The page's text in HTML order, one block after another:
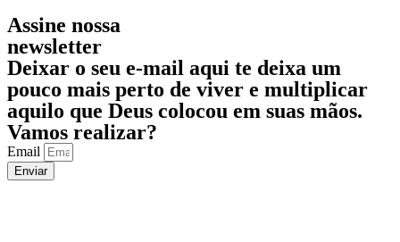
Assine nossa
newsletter
Deixar o seu e-mail aqui te deixa um
pouco mais perto de viver e multiplicar
aquilo que Deus colocou em suas mãos.
Vamos realizar?
Email
Enviar